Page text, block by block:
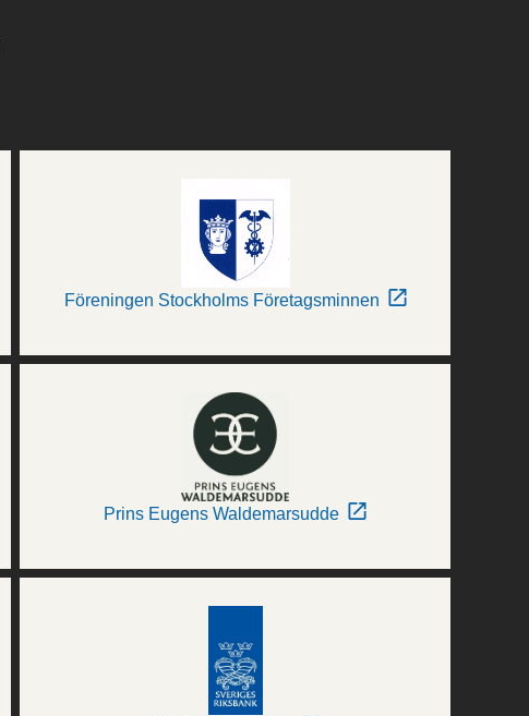
Föreningen Stockholms Företagsminnen
Prins Eugens Waldemarsudde